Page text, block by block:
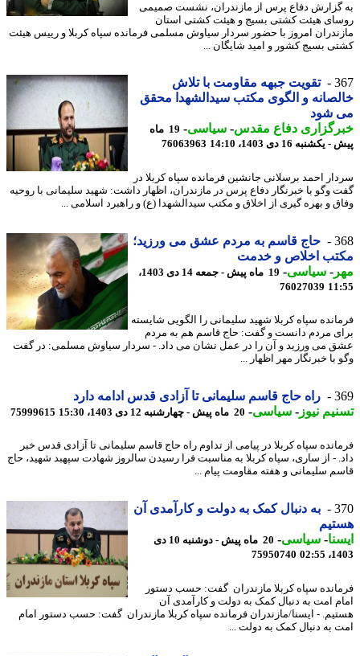
دفاع پرس از مازندران، نشست صمیمی
هیئت کشتی بسیج و هیئت کشتی استان
امروز با حضور سردار سیاوش مسلمی فرمانده سپاه کربلا و رییس هیئت
بسیج کشور و امید شایگان ...
تقویت جبهه مقاومت با تلاش
و الگوی مکتب سیدالشهدا محقق
شود
دفاع مقدس-سیاسی-
19 ماه
16 دی 1403، 14:10
76063963
احمد برسلانی جانشین فرمانده سپاه کربلا در
وگو با خبرنگار دفاع پرس در مازندران، اظهار داشت: شهید سلیمانی با روحیه
و بهره گیری از اخلاق و مکتب سیدالشهدا (ع) و راهبرد اسلامی ...
حاج قاسم به مردم عشق می ورزید؛
اخلاص و خدمت
-سیاسی-
19 ماه پیش - جمعه 14 دی 1403،
76027039
سپاه کربلا شهید سلیمانی را الگویی شایسته
مردم دانست و گفت: حاج قاسم هم به مردم
می ورزید و آن را در عمل نشان می داد. - سردار سیاوش مسلمی: در گفت
با خبرنگار مهر اظهار ...
راه حاج قاسم سلیمانی تا آزادی قدس ادامه دارد
نیوز-سیاسی-20 ماه پیش - چهارشنبه 12 دی 1403، 15:30 75999615
سپاه کربلا در پیامی از تداوم راه حاج قاسم سلیمانی تا آزادی قدس خبر
- از ساری، سپاه کربلا به مناسبت فرا رسیدن سالروز شهادت سپهبد شهید، حاج
سلیمانی و هفته مقاومت پیام ...
به دنبال کمک به دولت و کارآمدی آن
-سیاسی-
20 ماه پیش - دوشنبه 10 دی
75950740
سپاه کربلا مازندران گفت: حسب دستور
امت به دنبال کمک به دولت و کارآمدی آن
- ایسنا/مازندران فرمانده سپاه کربلا مازندران گفت: حسب دستور امام
به دنبال کمک به دولت ...